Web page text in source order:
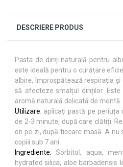
DESCRIERE PRODUS
Pasta de dinți naturală pentru
este ideală pentru o curățare
albire, împrospătează respirația
să afecteze smalțul dinților.
aromă naturală delicată de mentă.
Utilizare: aplicați pastă pe periuța
de 2-3 minute, după care clătiți.
ori pe zi, după fiecare masă. A nu
copiii sub 7 ani.
Ingrediente: Sorbitol, aqua,
hydrated silica, aloe barbadensis